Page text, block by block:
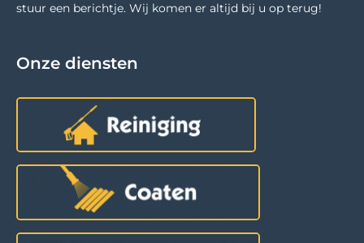
stuur een berichtje. Wij komen er altijd bij u op terug!
Onze diensten